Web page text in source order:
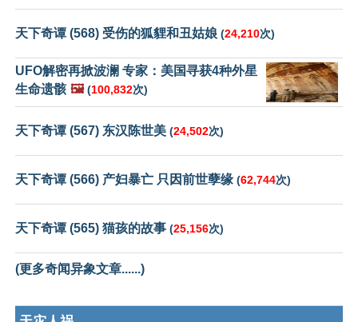
天下奇谭 (568) 受伤的狐貍和丑姑娘 (24,210次)
UFO解密再掀波澜 专家：美国寻获4种外星
生命遗骸 🖼️ (100,832次)
天下奇谭 (567) 东汉陈世美 (24,502次)
天下奇谭 (566) 产妇暴亡 只因前世孽缘 (62,744次)
天下奇谭 (565) 猫孩的故事 (25,156次)
(更多奇闻异象文章......)